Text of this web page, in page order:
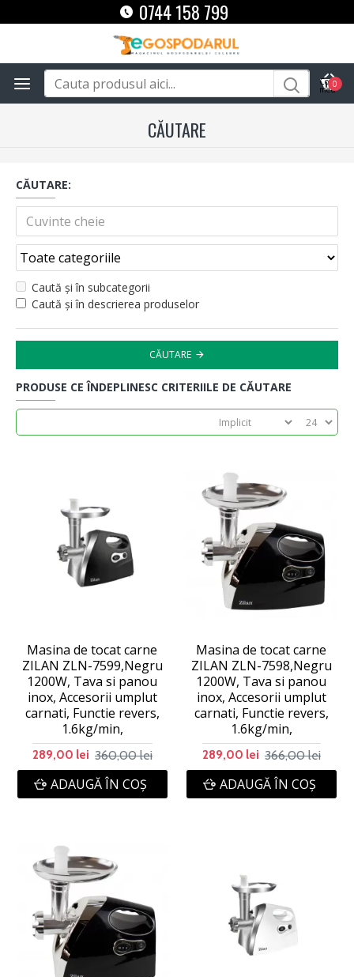
0744 158 799
0
CĂUTARE
CĂUTARE:
Caută și în subcategorii
Caută și în descrierea produselor
CĂUTARE
PRODUSE CE ÎNDEPLINESC CRITERIILE DE CĂUTARE
Masina de tocat carne
ZILAN ZLN-7599,Negru
1200W, Tava si panou
inox, Accesorii umplut
carnati, Functie revers,
1.6kg/min,
289,00 lei 360,00 lei
ADAUGĂ ÎN COŞ
Masina de tocat carne
ZILAN ZLN-7598,Negru
1200W, Tava si panou
inox, Accesorii umplut
carnati, Functie revers,
1.6kg/min,
289,00 lei 366,00 lei
ADAUGĂ ÎN COŞ